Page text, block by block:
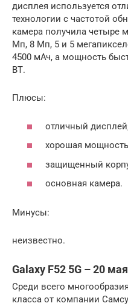
дисплея используется
технологии с частотой
камера получила четыре
Мп, 8 Мп, 5 и 5
4500 мАч, а мощность
ВТ.
Плюсы:
отличный
хорошая
защищенный
основная камера.
Минусы:
неизвестно.
Galaxy F52 5G – 20 мая
Среди всего
класса от компании